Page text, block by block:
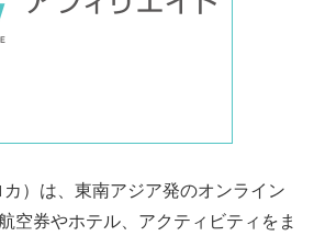
）は、東南アジア発のオンライン
空券やホテル、アクティビティをま